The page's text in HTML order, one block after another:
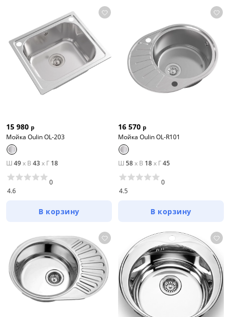
15 980 р
Мойка Oulin OL-203
Ш 49x В 43x Г 18
4.6
0
В корзину
16 570 р
Мойка Oulin OL-R101
Ш 58x В 18x Г45
4.5
0
В корзину